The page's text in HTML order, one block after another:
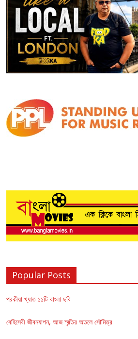
Popular Posts
পরকীয়া খ্যাত ১১টি বাংলা ছবি
বেহিসেবী জীবনযাপন, আজ স্মৃতির অতলে সৌমিত্র